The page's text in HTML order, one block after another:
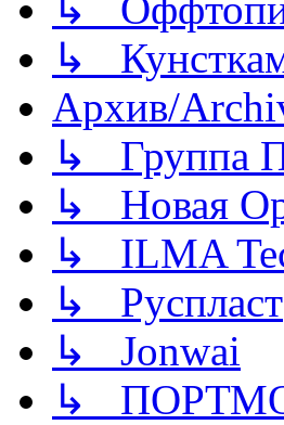
↳
↳
Архив/
↳ Группа
↳ Новая
↳ ILMA
↳ Руспласт
↳ Jonwai
↳